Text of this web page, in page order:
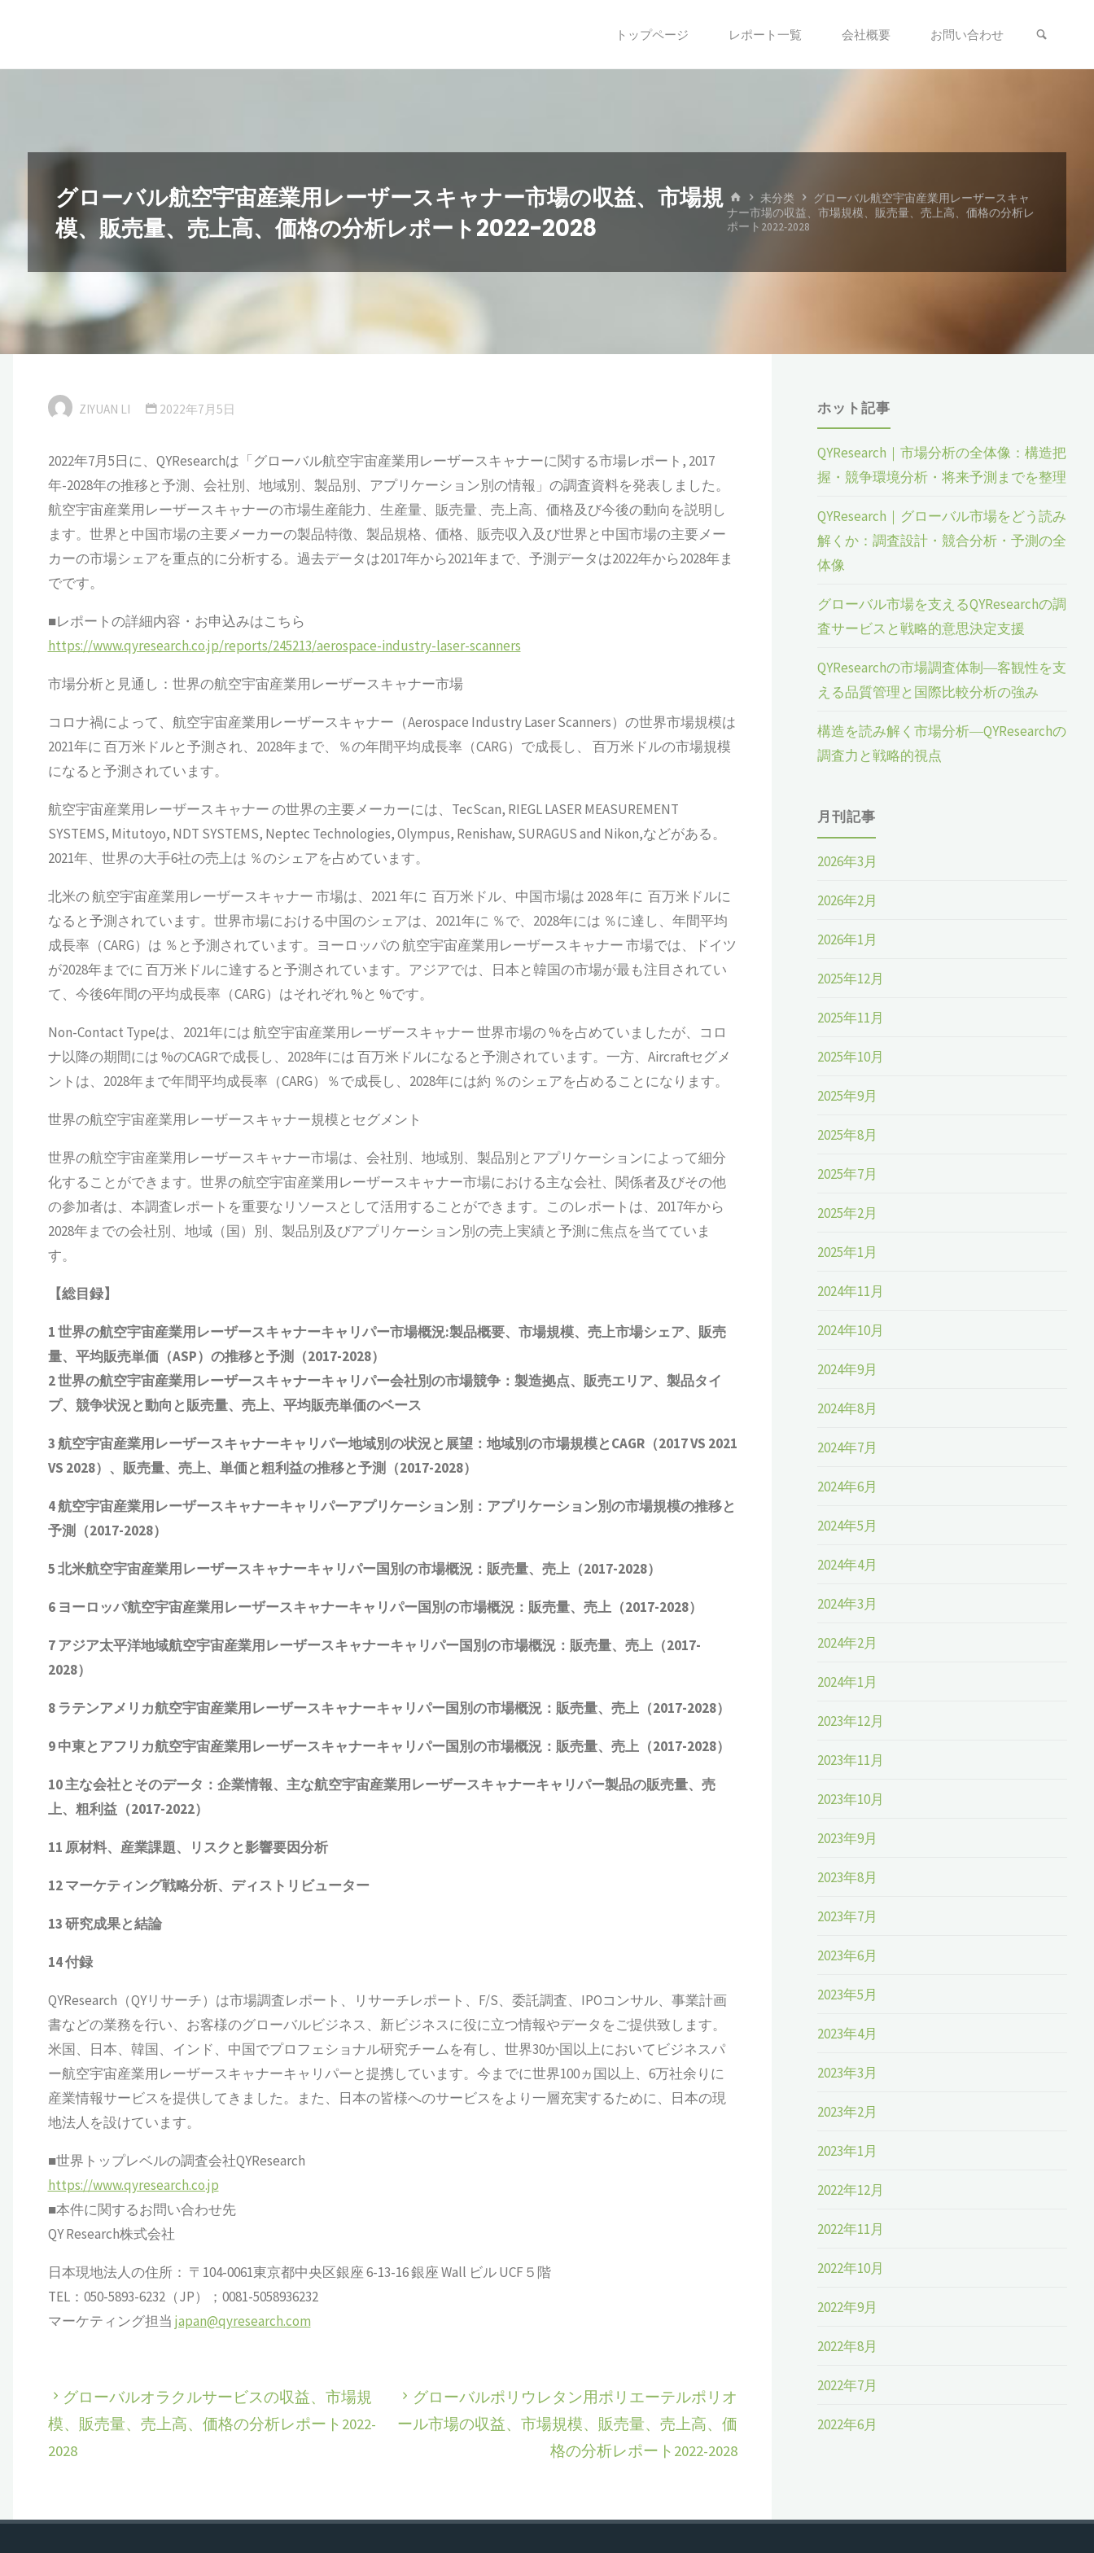
トップページ レポート一覧 会社概要 お問い合わせ
グローバル航空宇宙産業用レーザースキャナー市場の収益、市場規
模、販売量、売上高、価格の分析レポート2022-2028
ホ
ー
ム
未分类
グローバル航空宇宙産業用レーザースキャ
ナー市場の収益、市場規模、販売量、売上高、価格の分析レ
ポート2022-2028
ZIYUAN LI 2022年7月5日
2022年7月5日に、QYResearchは「グローバル航空宇宙産業用レーザースキャナーに関する市場レポート, 2017
年-2028年の推移と予測、会社別、地域別、製品別、アプリケーション別の情報」の調査資料を発表しました。
航空宇宙産業用レーザースキャナーの市場生産能力、生産量、販売量、売上高、価格及び今後の動向を説明し
ます。世界と中国市場の主要メーカーの製品特徴、製品規格、価格、販売収入及び世界と中国市場の主要メー
カーの市場シェアを重点的に分析する。過去データは2017年から2021年まで、予測データは2022年から2028年ま
でです。
■レポートの詳細内容・お申込みはこちら
https://www.qyresearch.co.jp/reports/245213/aerospace-industry-laser-scanners
市場分析と見通し：世界の航空宇宙産業用レーザースキャナー市場
コロナ禍によって、航空宇宙産業用レーザースキャナー（Aerospace Industry Laser Scanners）の世界市場規模は
2021年に 百万米ドルと予測され、2028年まで、％の年間平均成長率（CARG）で成長し、 百万米ドルの市場規模
になると予測されています。
航空宇宙産業用レーザースキャナー の世界の主要メーカーには、TecScan, RIEGL LASER MEASUREMENT
SYSTEMS, Mitutoyo, NDT SYSTEMS, Neptec Technologies, Olympus, Renishaw, SURAGUS and Nikon,などがある。
2021年、世界の大手6社の売上は ％のシェアを占めています。
北米の 航空宇宙産業用レーザースキャナー 市場は、2021 年に 百万米ドル、中国市場は 2028 年に 百万米ドルに
なると予測されています。世界市場における中国のシェアは、2021年に ％で、2028年には ％に達し、年間平均
成長率（CARG）は ％と予測されています。ヨーロッパの 航空宇宙産業用レーザースキャナー 市場では、ドイツ
が2028年までに 百万米ドルに達すると予測されています。アジアでは、日本と韓国の市場が最も注目されてい
て、今後6年間の平均成長率（CARG）はそれぞれ %と %です。
Non-Contact Typeは、2021年には 航空宇宙産業用レーザースキャナー 世界市場の %を占めていましたが、コロ
ナ以降の期間には %のCAGRで成長し、2028年には 百万米ドルになると予測されています。一方、Aircraftセグメ
ントは、2028年まで年間平均成長率（CARG）％で成長し、2028年には約 ％のシェアを占めることになります。
世界の航空宇宙産業用レーザースキャナー規模とセグメント
世界の航空宇宙産業用レーザースキャナー市場は、会社別、地域別、製品別とアプリケーションによって細分
化することができます。世界の航空宇宙産業用レーザースキャナー市場における主な会社、関係者及びその他
の参加者は、本調査レポートを重要なリソースとして活用することができます。このレポートは、2017年から
2028年までの会社別、地域（国）別、製品別及びアプリケーション別の売上実績と予測に焦点を当てていま
す。
【総目録】
1世界の航空宇宙産業用レーザースキャナーキャリパー市場概況:製品概要、市場規模、売上市場シェア、販売
量、平均販売単価（ASP）の推移と予測（2017-2028）
2世界の航空宇宙産業用レーザースキャナーキャリパー会社別の市場競争：製造拠点、販売エリア、製品タイ
プ、競争状況と動向 と販売量、売上、平均販売単価のベース
3航空宇宙産業用レーザースキャナーキャリパー地域別の状況と展望：地域別の市場規模とCAGR（2017 VS 2021
VS 2028）、販売量、売上、単価と粗利益の推移と予測（2017-2028）
4航空宇宙産業用レーザースキャナーキャリパーアプリケーション別：アプリケーション別の市場規模の推移と
予測（2017-2028）
5北米航空宇宙産業用レーザースキャナーキャリパー国別の市場概況：販売量、売上（2017-2028）
6 ヨーロッパ航空宇宙産業用レーザースキャナーキャリパー国別の市場概況：販売量、売上（2017-2028）
7アジア太平洋地域航空宇宙産業用レーザースキャナーキャリパー国別の市場概況：販売量、売上（2017-
2028）
8 ラテンアメリカ航空宇宙産業用レーザースキャナーキャリパー国別の市場概況：販売量、売上（2017-2028）
9中東とアフリカ航空宇宙産業用レーザースキャナーキャリパー国別の市場概況：販売量、売上（2017-2028）
10主な会社とそのデータ：企業情報、主な航空宇宙産業用レーザースキャナーキャリパー製品の販売量、売
上、粗利益（2017-2022）
11 原材料、産業課題、リスクと影響要因分析
12マーケティング戦略分析、ディストリビューター
13研究成果と結論
14付録
QYResearch（QYリサーチ）は市場調査レポート、リサーチレポート、F/S、委託調査、IPOコンサル、事業計画
書などの業務を行い、お客様のグローバルビジネス、新ビジネスに役に立つ情報やデータをご提供致します。
米国、日本、韓国、インド、中国でプロフェショナル研究チームを有し、世界30か国以上においてビジネスパ
ー航空宇宙産業用レーザースキャナーキャリパーと提携しています。今までに世界100ヵ国以上、6万社余りに
産業情報サービスを提供してきました。また、日本の皆様へのサービスをより一層充実するために、日本の現
地法人を設けています。
■世界トップレベルの調査会社QYResearch
https://www.qyresearch.co.jp
■本件に関するお問い合わせ先
QY Research株式会社
日本現地法人の住所： 〒104-0061東京都中央区銀座 6-13-16 銀座 Wall ビル UCF５階
TEL：050-5893-6232（JP）；0081-5058936232
マーケティング担当 japan@qyresearch.com
グローバルオラクルサービスの収益、市場規
模、販売量、売上高、価格の分析レポート2022-
2028
グローバルポリウレタン用ポリエーテルポリオ
ール市場の収益、市場規模、販売量、売上高、価
格の分析レポート2022-2028
ホット記事
QYResearch｜市場分析の全体像：構造把
握・競争環境分析・将来予測までを整理
QYResearch｜グローバル市場をどう読み
解くか：調査設計・競合分析・予測の全
体像
グローバル市場を支えるQYResearchの調
査サービスと戦略的意思決定支援
QYResearchの市場調査体制―客観性を支
える品質管理と国際比較分析の強み
構造を読み解く市場分析―QYResearchの
調査力と戦略的視点
月刊記事
2026年3月
2026年2月
2026年1月
2025年12月
2025年11月
2025年10月
2025年9月
2025年8月
2025年7月
2025年2月
2025年1月
2024年11月
2024年10月
2024年9月
2024年8月
2024年7月
2024年6月
2024年5月
2024年4月
2024年3月
2024年2月
2024年1月
2023年12月
2023年11月
2023年10月
2023年9月
2023年8月
2023年7月
2023年6月
2023年5月
2023年4月
2023年3月
2023年2月
2023年1月
2022年12月
2022年11月
2022年10月
2022年9月
2022年8月
2022年7月
2022年6月